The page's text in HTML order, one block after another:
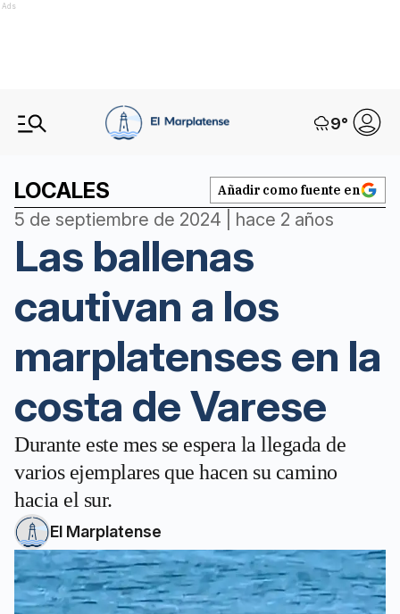
Ads
9°
LOCALES Añadir como fuente en
5 de septiembre de 2024 | hace 2 años
Las ballenas
cautivan a los
marplatenses en la
costa de Varese
Durante este mes se espera la llegada de
varios ejemplares que hacen su camino
hacia el sur.
El Marplatense